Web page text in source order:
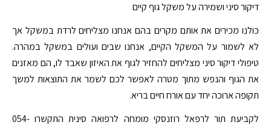
דיקור סיני ושמירה על משקל גוף קיים
כולנו מכירים את אותם מקרים בהם אנחנו מצליחים לרדת במשקל אך
לא לשמור על המשקל הקיים, אנחנו שבים ועולים במשקל במהרה.
טיפולי דיקור סיני מצליחים להחזיר לגוף את האיזון שאבד לו, הם מאזנים
את הגוף והנפש מתוך מטרה לאפשר לכם לשמר את התוצאות למשך
תקופה ארוכה יחד עם אורח חיים בריא.
לקביעת תור לרפאל רוזנסקי מומחה לרפואה סינית התקשרו 054-